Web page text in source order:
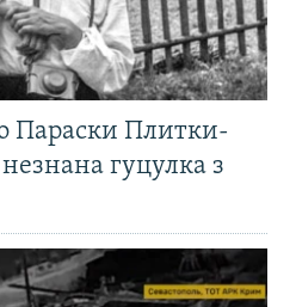
Параски Плитки-
гуцулка з